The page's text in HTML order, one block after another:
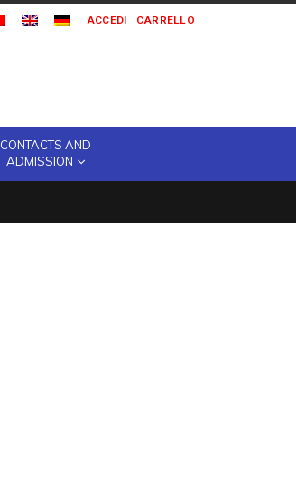
ACCEDI CARRELLO
CONTACTS AND
ADMISSION